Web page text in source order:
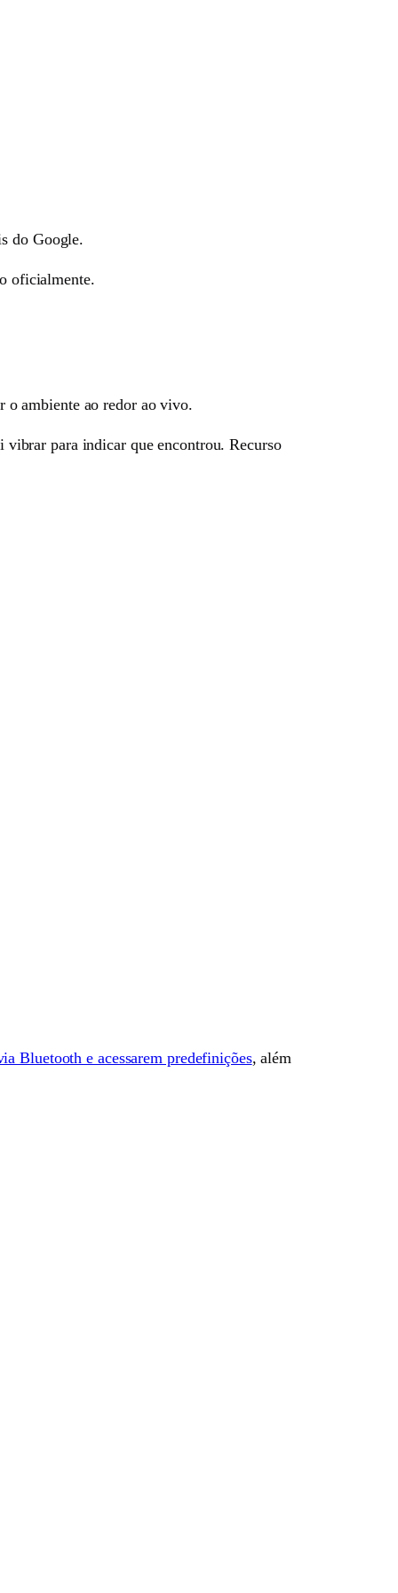
do Google.
oficialmente.
o ambiente ao redor ao vivo.
vibrar para indicar que encontrou. Recurso
Bluetooth e acessarem predefinições, além